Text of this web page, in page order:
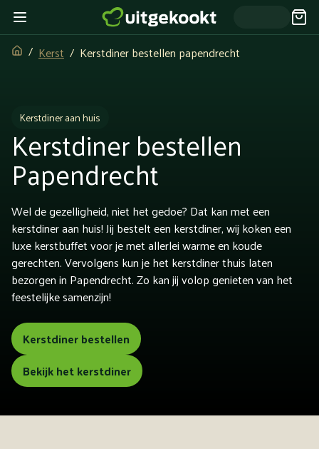
Kerst Kerstdiner bestellen papendrecht
Kerstdiner aan huis
Kerstdiner bestellen
Papendrecht
Wel de gezelligheid, niet het gedoe? Dat kan met een
kerstdiner aan huis! Jij bestelt een kerstdiner, wij koken een
luxe kerstbuffet voor je met allerlei warme en koude
gerechten. Vervolgens kun je het kerstdiner thuis laten
bezorgen in Papendrecht. Zo kan jij volop genieten van het
feestelijke samenzijn!
Kerstdiner bestellen
Bekijk het kerstdiner